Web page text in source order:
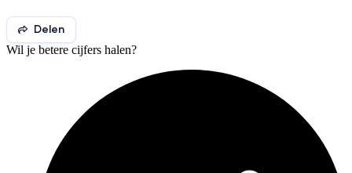
Delen
Wil je betere cijfers halen?